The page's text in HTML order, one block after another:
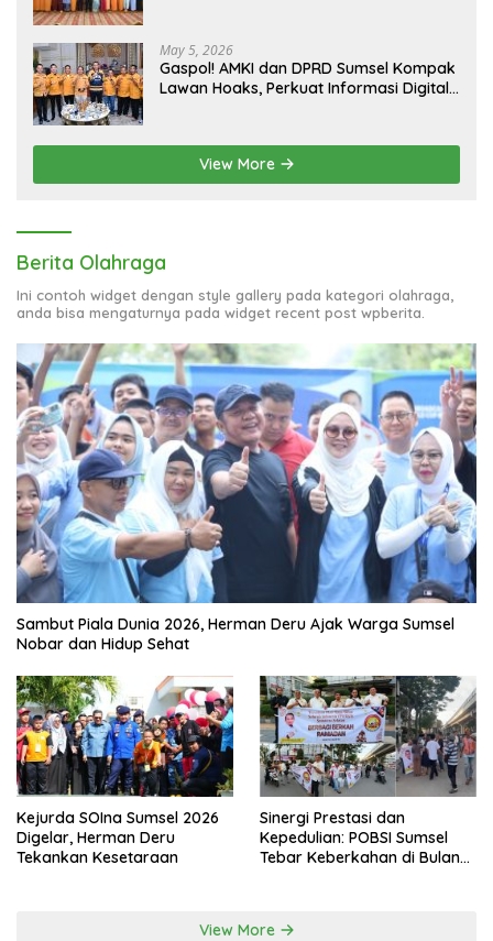
May 5, 2026
Gaspol! AMKI dan DPRD Sumsel Kompak
Lawan Hoaks, Perkuat Informasi Digital
View More
Berita Olahraga
Ini contoh widget dengan style gallery pada kategori olahraga,
anda bisa mengaturnya pada widget recent post wpberita.
Sambut Piala Dunia 2026, Herman Deru Ajak Warga Sumsel
Nobar dan Hidup Sehat
Kejurda SOIna Sumsel 2026
Digelar, Herman Deru
Tekankan Kesetaraan
Sinergi Prestasi dan
Kepedulian: POBSI Sumsel
Tebar Keberkahan di Bulan
View More